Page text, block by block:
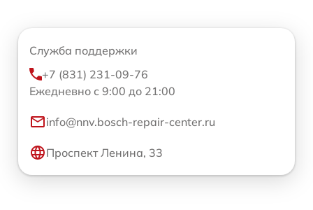
Служба поддержки
+7 (831) 231-09-76
Ежедневно с 9:00 до 21:00
info@nnv.bosch-repair-center.ru
Проспект Ленина, 33